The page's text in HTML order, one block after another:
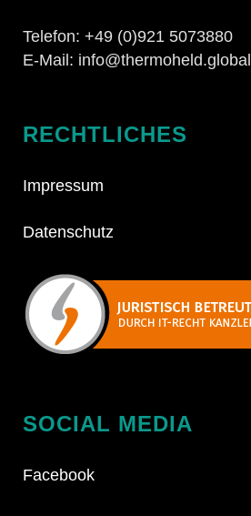
Telefon: +49 (0)921 5073880
E-Mail: info@thermoheld.global
RECHTLICHES
Impressum
Datenschutz
SOCIAL MEDIA
Facebook